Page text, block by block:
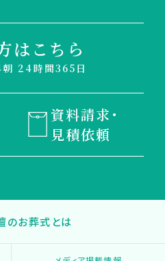
はこちら
朝 24時間365日
資料請求・
見積依頼
のお葬式とは